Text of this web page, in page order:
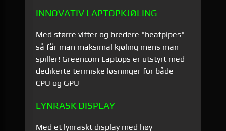
INNOVATIV LAPTOPKJØLING
Med større vifter og bredere "heatpipes"
så får man maksimal kjøling mens man
spiller! Greencom Laptops er utstyrt med
dedikerte termiske løsninger for både
CPU og GPU
LYNRASK DISPLAY
Med et lynraskt display med høy